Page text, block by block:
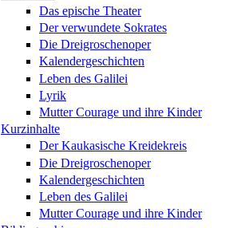
Das epische Theater
Der verwundete Sokrates
Die Dreigroschenoper
Kalendergeschichten
Leben des Galilei
Lyrik
Mutter Courage und ihre Kinder
Kurzinhalte
Der Kaukasische Kreidekreis
Die Dreigroschenoper
Kalendergeschichten
Leben des Galilei
Mutter Courage und ihre Kinder